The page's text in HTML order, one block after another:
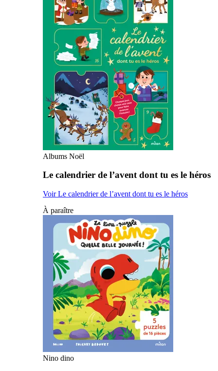
Albums Noël
Le calendrier de l’avent dont tu es le héros
Voir Le calendrier de l’avent dont tu es le héros
À paraître
Nino dino